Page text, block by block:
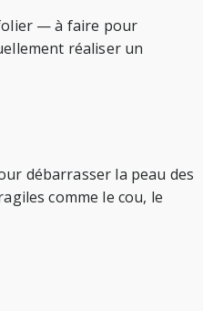
— à faire pour
réaliser un
débarrasser la peau des
comme le cou, le